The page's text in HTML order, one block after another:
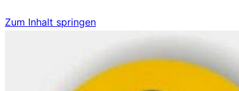
Zum Inhalt springen